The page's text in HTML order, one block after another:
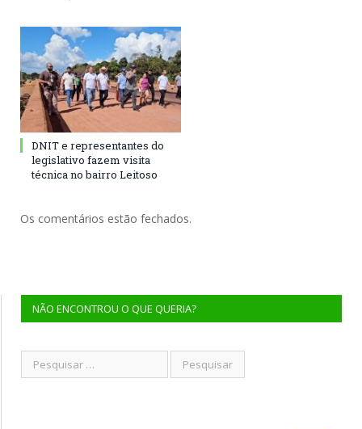
DNIT e representantes do
legislativo fazem visita
técnica no bairro Leitoso
Os comentários estão fechados.
NÃO ENCONTROU O QUE QUERIA?